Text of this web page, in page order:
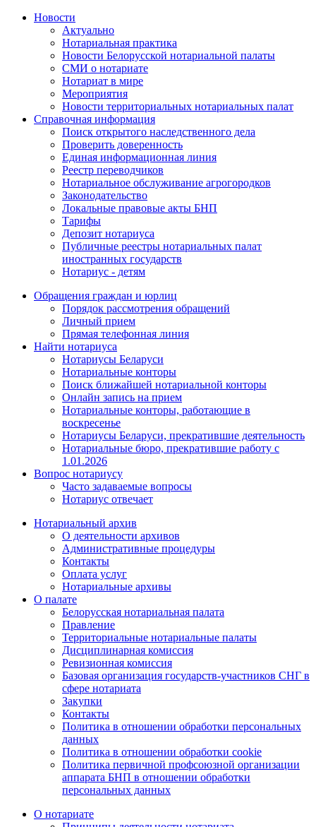
Новости
Актуально
Нотариальная практика
Новости Белорусской нотариальной палаты
СМИ о нотариате
Нотариат в мире
Мероприятия
Новости территориальных нотариальных палат
Справочная информация
Поиск открытого наследственного дела
Проверить доверенность
Единая информационная линия
Реестр переводчиков
Нотариальное обслуживание агрогородков
Законодательство
Локальные правовые акты БНП
Тарифы
Депозит нотариуса
Публичные реестры нотариальных палат
иностранных государств
Нотариус - детям
Обращения граждан и юрлиц
Порядок рассмотрения обращений
Личный прием
Прямая телефонная линия
Найти нотариуса
Нотариусы Беларуси
Нотариальные конторы
Поиск ближайшей нотариальной конторы
Онлайн запись на прием
Нотариальные конторы, работающие в
воскресенье
Нотариусы Беларуси, прекратившие деятельность
Нотариальные бюро, прекратившие работу с
1.01.2026
Вопрос нотариусу
Часто задаваемые вопросы
Нотариус отвечает
Нотариальный архив
О деятельности архивов
Административные процедуры
Контакты
Оплата услуг
Нотариальные архивы
О палате
Белорусская нотариальная палата
Правление
Территориальные нотариальные палаты
Дисциплинарная комиссия
Ревизионная комиссия
Базовая организация государств-участников СНГ в
сфере нотариата
Закупки
Контакты
Политика в отношении обработки персональных
данных
Политика в отношении обработки cookie
Политика первичной профсоюзной организации
аппарата БНП в отношении обработки
персональных данных
О нотариате